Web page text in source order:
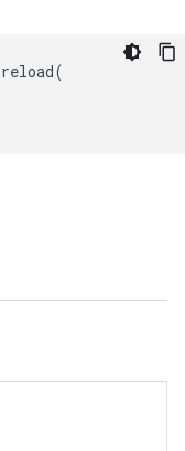
reload(